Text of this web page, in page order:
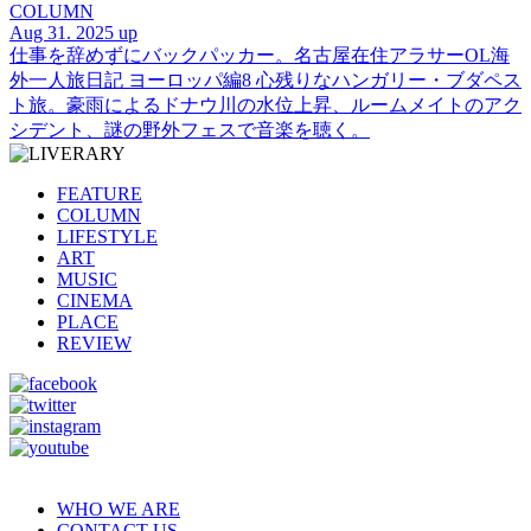
COLUMN
Aug 31. 2025 up
仕事を辞めずにバックパッカー。名古屋在住アラサーOL海
外一人旅日記 ヨーロッパ編8 心残りなハンガリー・ブダペス
ト旅。豪雨によるドナウ川の水位上昇、ルームメイトのアク
シデント、謎の野外フェスで音楽を聴く。
FEATURE
COLUMN
LIFESTYLE
ART
MUSIC
CINEMA
PLACE
REVIEW
WHO WE ARE